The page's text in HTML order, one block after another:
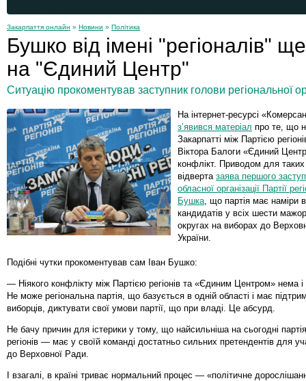
Закарпаття онлайн » Новини » Політика
Бушко від імені "регіоналів"
на "Єдиний Центр"
Ситуацію прокоментував заступник голови регіональної
На інтернет-ресурсі
з’явився матеріал про те, що
Закарпатті між Партією
Віктора Балоги «Єдиний
конфлікт. Приводом для
відверта заява першого
обласної організації Партії
Бушка , що партія має наміри
кандидатів у всіх шести
округах на виборах до
України.
Подібні чутки прокоментував сам Іван Бушко:
— Ніякого конфлікту між Партією регіонів та «Єдиним Центром» нема
Не може регіональна партія, що базується в одній області і має
виборців, диктувати свої умови партії, що при владі. Це абсурд.
Не бачу причин для істерики у тому, що найсильніша на сьогодні
регіонів — має у своїй команді достатньо сильних претендентів для
до Верховної Ради.
І взагалі, в країні триває нормальний процес — «політичне